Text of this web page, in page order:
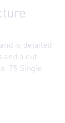
is detailed
and a cut
75 Single